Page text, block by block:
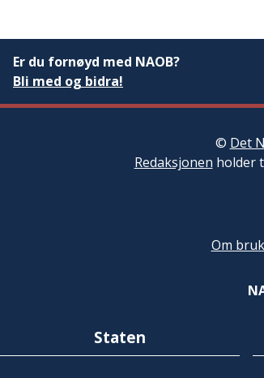
Er du fornøyd med NAOB?
Bli med og bidra!
© Det
Redaksjonen holder
Om
Staten